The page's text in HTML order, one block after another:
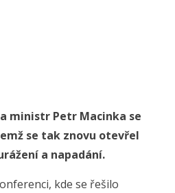
ministr Petr Macinka se
se tak znovu otevřel
a napadání.
kde se řešilo